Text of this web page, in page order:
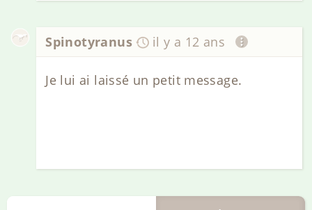
Spinotyranus il y a 12 ans
Je lui ai laissé un petit message.